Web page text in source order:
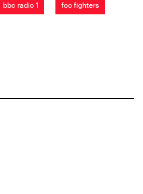
bbc radio 1 foo fighters